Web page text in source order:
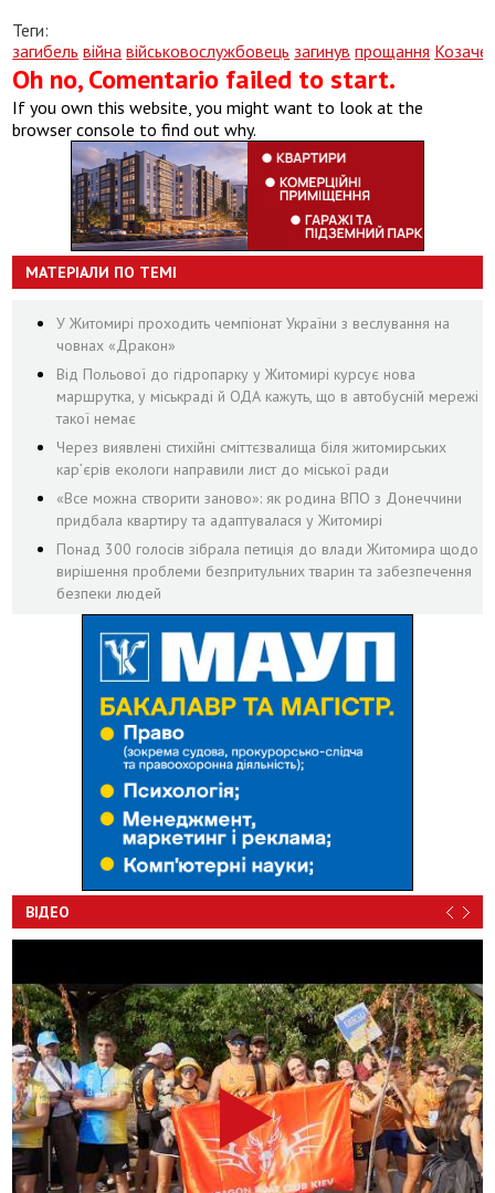
Теги:
загибель війна військовослужбовець загинув прощання
Oh no, Comentario failed to start.
If you own this website, you might want to look at the
browser console to find out why.
МАТЕРІАЛИ ПО ТЕМІ
У Житомирі проходить чемпіонат України з веслування на
човнах «Дракон»
Від Польової до гідропарку у Житомирі курсує нова
маршрутка, у міськраді й ОДА кажуть, що в автобусній мережі
такої немає
Через виявлені стихійні сміттєзвалища біля житомирських
кар’єрів екологи направили лист до міської ради
«Все можна створити заново»: як родина ВПО з Донеччини
придбала квартиру та адаптувалася у Житомирі
Понад 300 голосів зібрала петиція до влади Житомира щодо
вирішення проблеми безпритульних тварин та забезпечення
безпеки людей
ВІДЕО